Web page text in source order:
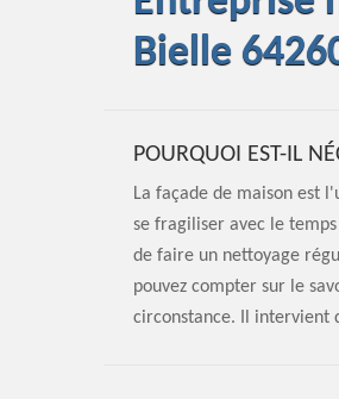
Bielle
POURQUOI EST-IL
La façade de maison est
se fragiliser avec le
de faire un nettoyage
pouvez compter sur le
circonstance. Il intervient